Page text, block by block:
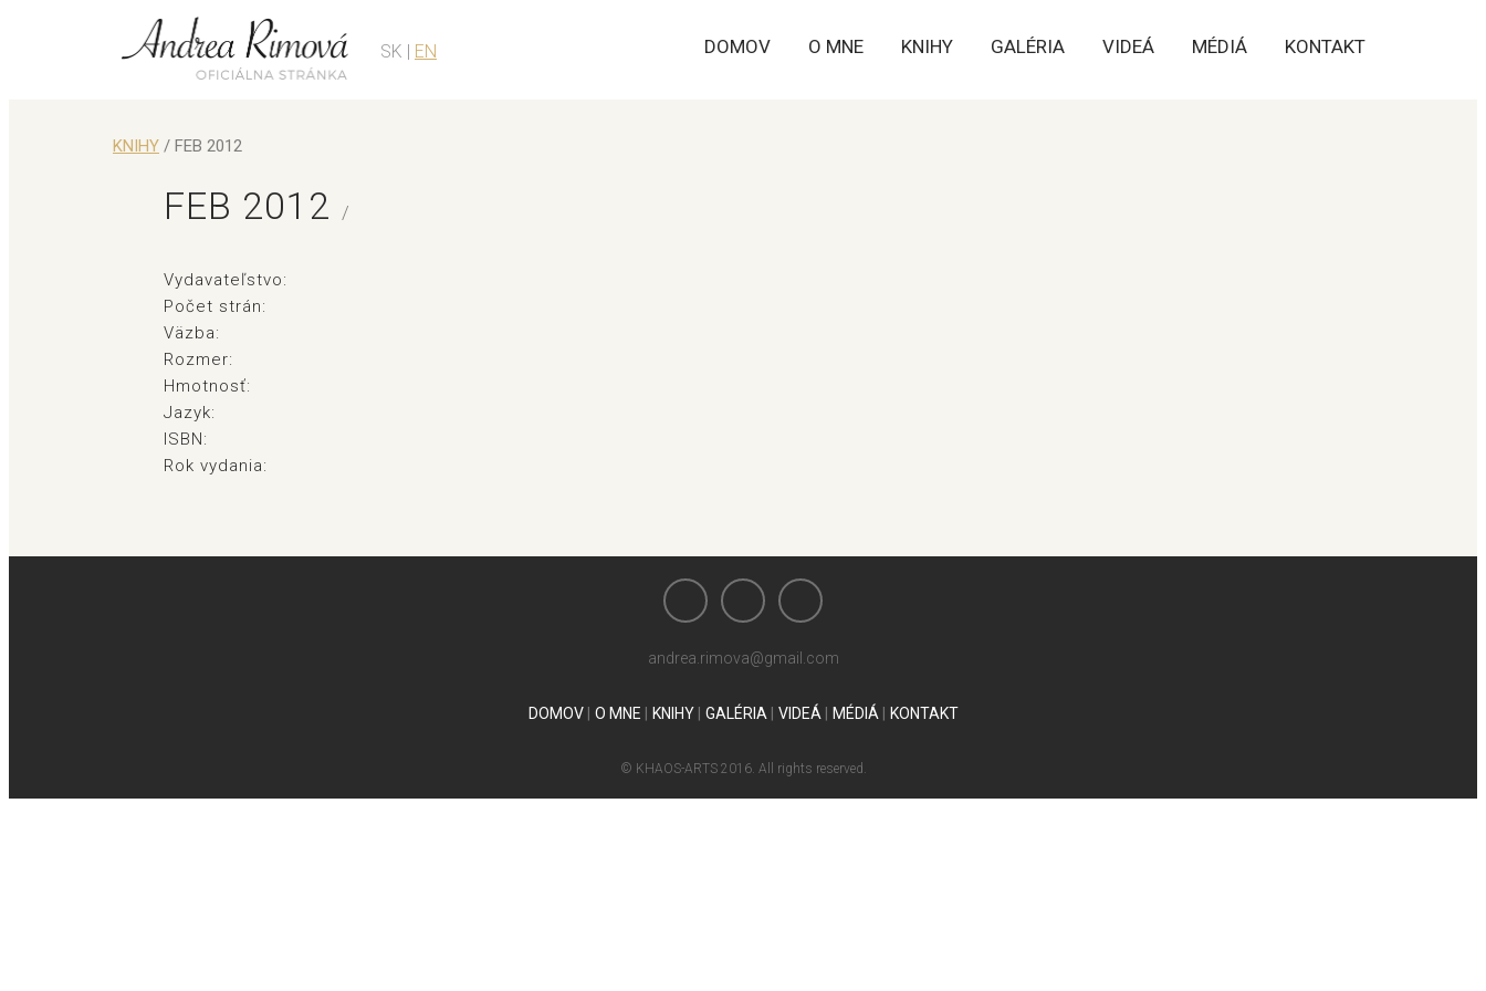
SK | EN DOMOV O MNE KNIHY GALÉRIA VIDEÁ MÉDIÁ KONTAKT
KNIHY / FEB 2012
FEB 2012 /
Vydavateľstvo:
Počet strán:
Väzba:
Rozmer:
Hmotnosť:
Jazyk:
ISBN:
Rok vydania:
andrea.rimova@gmail.com
DOMOV O MNE KNIHY GALÉRIA VIDEÁ MÉDIÁ KONTAKT
© KHAOS-ARTS 2016. All rights reserved.